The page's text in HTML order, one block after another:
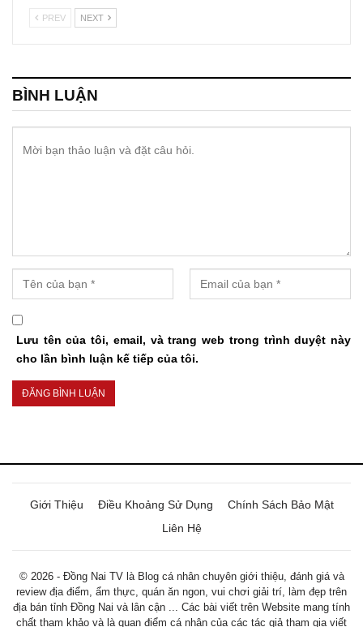
PREV NEXT
BÌNH LUẬN
Lưu tên của tôi, email, và trang web trong trình duyệt này
cho lần bình luận kế tiếp của tôi.
Giới Thiệu Điều Khoảng Sử Dụng
Chính Sách Bảo Mật
Liên Hệ
© 2026 - Đồng Nai TV là Blog cá nhân chuyên giới thiệu, đánh giá và
review địa điểm, ẩm thực, quán ăn ngon, vui chơi giải trí, làm đẹp trên
địa bán tỉnh Đồng Nai và lân cận ... Các bài viết trên Website mang tính
chất tham khảo và là quan điểm cá nhân của các tác giả tham gia viết